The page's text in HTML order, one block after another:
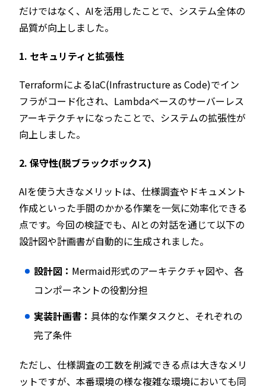
だけではなく、AIを活用したことで、システム全体の
品質が向上しました。
1. セキュリティと拡張性
TerraformによるIaC(Infrastructure as Code)でイン
フラがコード化され、Lambdaベースのサーバーレス
アーキテクチャになったことで、システムの拡張性が
向上しました。
​2. 保守性(脱ブラックボックス)
AIを使う大きなメリットは、仕様調査やドキュメント
作成といった手間のかかる作業を一気に効率化できる
点です。今回の検証でも、AIとの対話を通じて以下の
設計図や計画書が自動的に生成されました。
設計図： Mermaid形式のアーキテクチャ図や、各
コンポーネントの役割分担
実装計画書： 具体的な作業タスクと、それぞれの
完了条件
ただし、仕様調査の工数を削減できる点は大きなメリ
ットですが、本番環境の様な複雑な環境においても同